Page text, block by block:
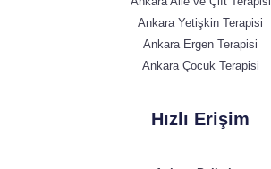
Ankara Yetişkin Terapisi
Ankara Ergen Terapisi
Ankara Çocuk Terapisi
Hızlı Erişim